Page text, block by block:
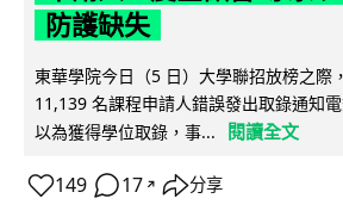
防護缺失
東華學院今日（5 日）大學聯招放榜之際
11,139 名課程申請人錯誤發出取錄通知
以為獲得學位取錄，事...
閱讀全文
149 17 ↗ 分享